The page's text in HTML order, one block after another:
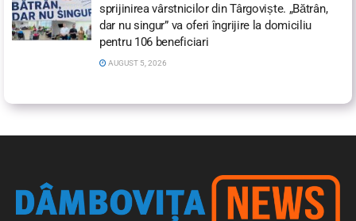
sprijinirea vârstnicilor din Târgoviște. „Bătrân,
dar nu singur” va oferi îngrijire la domiciliu
pentru 106 beneficiari
AUGUST 5, 2026